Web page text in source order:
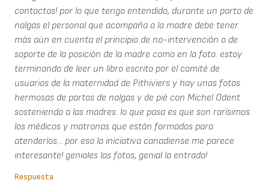
contactos! por lo que tengo entendido, durante un parto de
nalgas el personal que acompaña a la madre debe tener
más aún en cuenta el principio de no-intervención o de
soporte de la posición de la madre como en la foto. estoy
terminando de leer un libro escrito por el comité de
usuarios de la maternidad de Pithiviers y hay unas fotos
hermosas de partos de nalgas y de pié con Michel Odent
sosteniendo a las madres. lo que pasa es que son rarísimos
los médicos y matronas que están formados para
atenderlos... por eso la iniciativa canadiense me parece
interesante! geniales las fotos, genial la entrada!
Respuesta